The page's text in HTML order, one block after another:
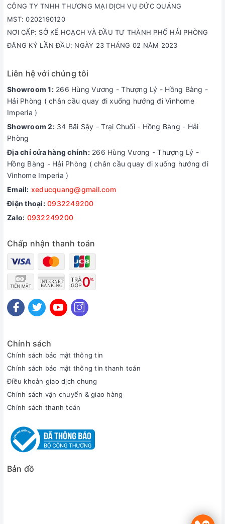
CÔNG TY TNHH THƯƠNG MẠI DỊCH VỤ ĐỨC QUẢNG
MST: 0202190120
NƠI CẤP: SỞ KẾ HOẠCH VÀ ĐẦU TƯ THÀNH PHỐ HẢI PHÒNG
ĐĂNG KÝ LẦN ĐẦU: NGÀY 23 THÁNG 02 NĂM 2023
Liên hệ với chúng tôi
Showroom 1:266 Hùng Vương - Thượng Lý - Hồng Bàng -
Hải Phòng ( chân cầu quay đi xuống hướng đi Vinhome
Imperia )
Showroom 2:34 Bãi Sậy - Trại Chuối - Hồng Bàng - Hải
Phòng
Địa chỉ cửa hàng chính:266 Hùng Vương - Thượng Lý -
Hồng Bàng - Hải Phòng ( chân cầu quay đi xuống hướng đi
Vinhome Imperia )
Email: xeducquang@gmail.com
Điện thoại: 0932249200
Zalo: 0932249200
Chấp nhận thanh toán
Chính sách
Chính sách bảo mật thông tin
Chính sách bảo mật thông tin thanh toán
Điều khoản giao dịch chung
Chính sách vận chuyển & giao hàng
Chính sách thanh toán
Bản đồ